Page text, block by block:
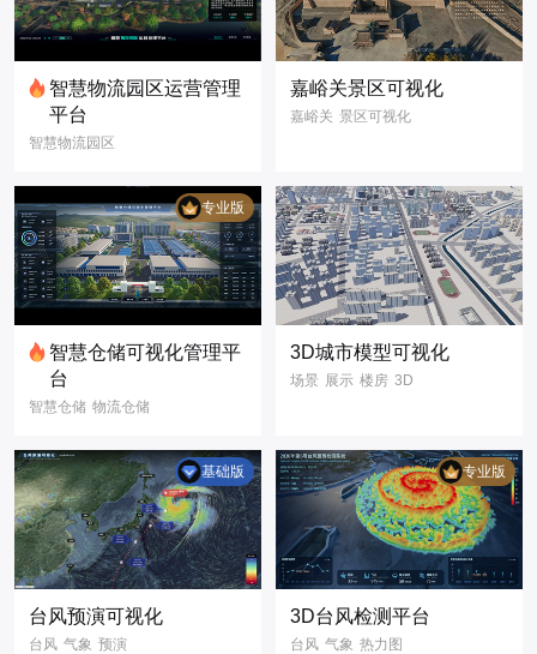
智慧物流园区运营管理
平台
智慧物流园区
园区运营看板
仓储数据报表
库区监控管理
物流数字化
智慧园区 智慧仓储
3D模型
3D可视化
嘉峪关景区可视化
嘉峪关 景区可视化
数据可视化
专业版
智慧仓储可视化管理平
台
智慧仓储 物流仓储
仓储可视化
物流可视化
智慧仓储可视化管
理平台
可视化3D场景
3D可视化
数字孪生
3D城市模型可视化
场景 展示 楼房 3D
数字孪生
数据可视化 大屏
信息 GIS
基础版
台风预演可视化
台风 气象 预演
专业版
3D台风检测平台
台风 气象 热力图